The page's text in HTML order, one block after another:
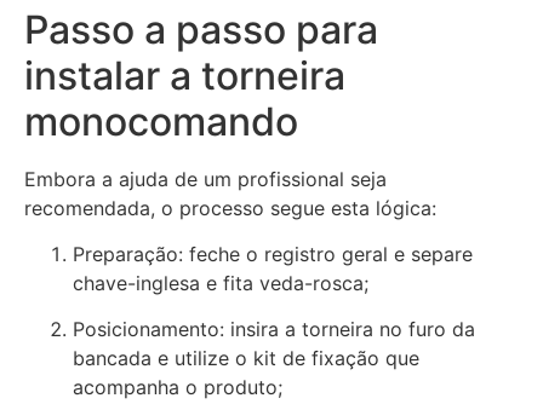
Passo a passo para
instalar a torneira
monocomando
Embora a ajuda de um profissional seja
recomendada, o processo segue esta lógica:
Preparação: feche o registro geral e separe
chave-inglesa e fita veda-rosca;
Posicionamento: insira a torneira no furo da
bancada e utilize o kit de fixação que
acompanha o produto;